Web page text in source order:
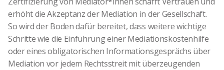
erhöht die Akzeptanz der Mediation in der Gesellschaft.
So wird der Boden dafür bereitet, dass weitere wichtige
Schritte wie die Einführung einer Mediationskostenhilfe
oder eines obligatorischen Informationsgesprächs über
Mediation vor jedem Rechtsstreit mit überzeugenden